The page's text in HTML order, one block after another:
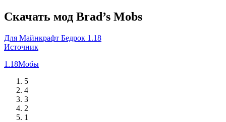
Скачать мод Brad’s Mobs
Для Майнкрафт Бедрок 1.18
Источник
1.18Мобы
5
4
3
2
1